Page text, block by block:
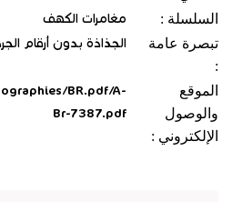
السلسلة :
مغامرات الكهف
تبصرة عامة
:
الجذاذة بدون أرقام
الموقع
والوصول
الإلكتروني :
BR.pdf/A-
Br-7387.pdf